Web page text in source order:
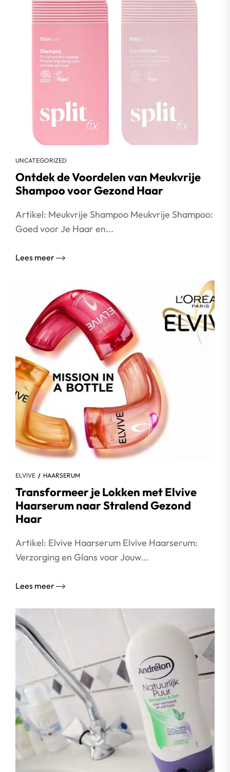
UNCATEGORIZED
Ontdek de Voordelen van Meukvrije
Shampoo voor Gezond Haar
Artikel: Meukvrije Shampoo Meukvrije Shampoo:
Goed voor Je Haar en...
Lees meer
ELVIVE HAARSERUM
Transformeer je Lokken met Elvive
Haarserum naar Stralend Gezond
Haar
Artikel: Elvive Haarserum Elvive Haarserum:
Verzorging en Glans voor Jouw...
Lees meer